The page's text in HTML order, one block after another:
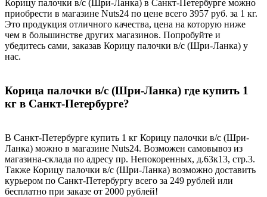
Корицу палочки в/c (Шри-Ланка) в Санкт-Петербурге можно
приобрести в магазине Nuts24 по цене всего 3957 руб. за 1 кг.
Это продукция отличного качества, цена на которую ниже
чем в большинстве других магазинов. Попробуйте и
убедитесь сами, заказав Корицу палочки в/c (Шри-Ланка) у
нас.
Корица палочки в/c (Шри-Ланка) где купить 1
кг в Санкт-Петербурге?
В Санкт-Петербурге купить 1 кг Корицу палочки в/c (Шри-
Ланка) можно в магазине Nuts24. Возможен самовывоз из
магазина-склада по адресу пр. Непокоренных, д.63к13, стр.3.
Также Корицу палочки в/c (Шри-Ланка) возможно доставить
курьером по Санкт-Петербургу всего за 249 рублей или
бесплатно при заказе от 2000 рублей!